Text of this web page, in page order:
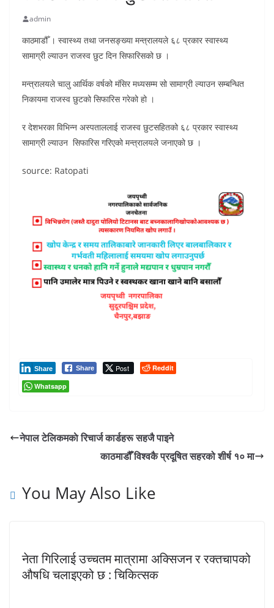
admin
काठमाडौँ । स्वास्थ्य तथा जनसङ्ख्या मन्त्रालयले ६८ प्रकार स्वास्थ्य
सामाग्री ल्याउन राजस्व छुट दिन सिफारिसको छ ।
मन्त्रालयले चालु आर्थिक वर्षको मंसिर मध्यसम्म सो सामाग्री ल्याउन सम्बन्धित
निकायमा राजस्व छुटको सिफारिस गरेको हो ।
र देशभरका विभिन्न अस्पताललाई राजस्व छुटसहितको ६८ प्रकार स्वास्थ्य
सामाग्री ल्याउन सिफारिस गरिएको मन्त्रालयले जनाएको छ ।
source: Ratopati
Share Post
Share
Reddit
Whatsapp
नेपाल टेलिकमकाे रिचार्ज कार्डहरू सहजै पाइने
काठमाडौँ विश्वकै प्रदूषित सहरको शीर्ष १० मा
You May Also Like
नेता गिरिलाई उच्चतम मात्रामा अक्सिजन र रक्तचापको
औषधि चलाइएको छ : चिकित्सक